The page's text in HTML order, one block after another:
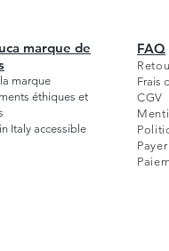
marque de
marque
éthiques et
Italy accessible
FAQ
Frais
CGV